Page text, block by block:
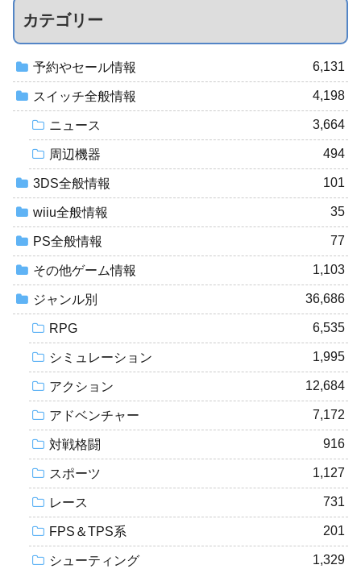
カテゴリー
予約やセール情報 6,131
スイッチ全般情報 4,198
ニュース 3,664
周辺機器 494
3DS全般情報 101
wiiu全般情報 35
PS全般情報 77
その他ゲーム情報 1,103
ジャンル別 36,686
RPG 6,535
シミュレーション 1,995
アクション 12,684
アドベンチャー 7,172
対戦格闘 916
スポーツ 1,127
レース 731
FPS＆TPS系 201
シューティング 1,329